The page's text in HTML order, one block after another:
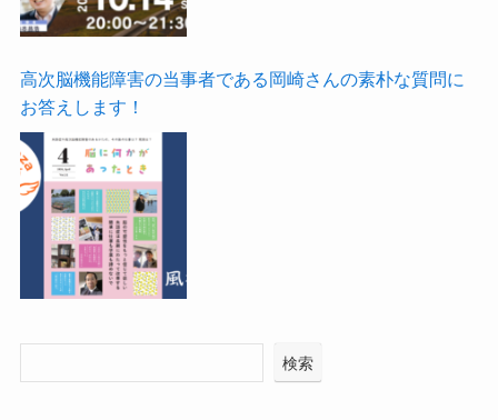
高次脳機能障害の当事者である岡崎さんの素朴な質問に
お答えします！
検索